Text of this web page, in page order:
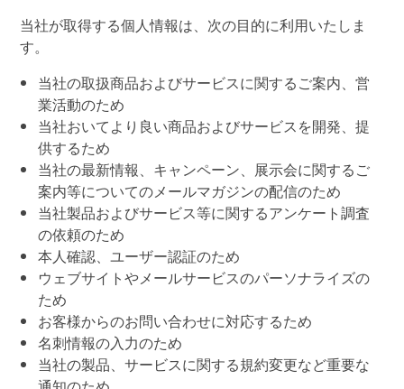
当社が取得する個人情報は、次の目的に利用いたしま
す。
当社の取扱商品およびサービスに関するご案内、営
業活動のため
当社おいてより良い商品およびサービスを開発、提
供するため
当社の最新情報、キャンペーン、展示会に関するご
案内等についてのメールマガジンの配信のため
当社製品およびサービス等に関するアンケート調査
の依頼のため
本人確認、ユーザー認証のため
ウェブサイトやメールサービスのパーソナライズの
ため
お客様からのお問い合わせに対応するため
名刺情報の入力のため
当社の製品、サービスに関する規約変更など重要な